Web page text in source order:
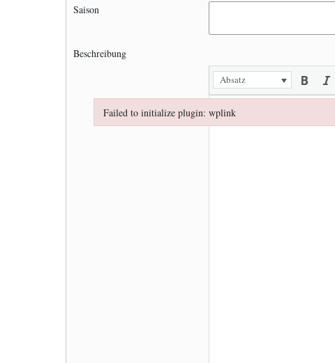
Saison
Beschreibung
Absatz
Failed to initialize plugin: wplink
Failed to initialize plugin: wplink